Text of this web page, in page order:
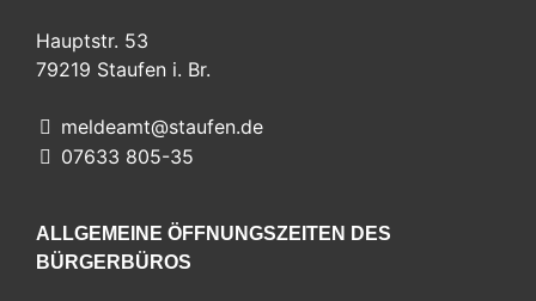
Hauptstr. 53
79219 Staufen i. Br.
meldeamt@staufen.de
07633 805-35
ALLGEMEINE ÖFFNUNGSZEITEN DES
BÜRGERBÜROS